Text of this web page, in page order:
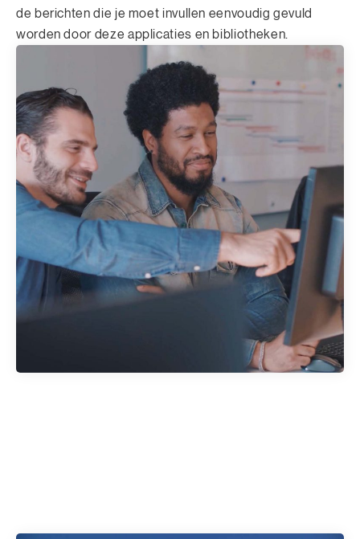
de berichten die je moet invullen eenvoudig gevuld
worden door deze applicaties en bibliotheken.